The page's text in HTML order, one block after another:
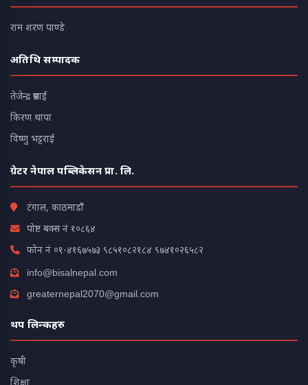
राम शरण पाण्डे
अतिथि सम्पादक
तेजेन्द्र प्रसाईं
किरण थापा
विष्णु भट्टराई
ग्रेटर नेपाल पब्लिकेसन प्रा. लि.
टंगाल, काठमाडौं
पोष्ट बक्स नं १०८६४
फोन नं ०१-४१६७५७३ ९८५१०८२१८४ ९७४१०२६५८२
info@bisalnepal.com
greaternepal2070@gmail.com
थप लिन्कहरु
कृषी